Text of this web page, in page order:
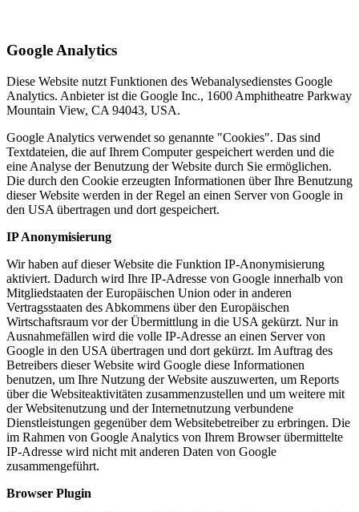
Google Analytics
Diese Website nutzt Funktionen des Webanalysedienstes Google
Analytics. Anbieter ist die Google Inc., 1600 Amphitheatre Parkway
Mountain View, CA 94043, USA.
Google Analytics verwendet so genannte "Cookies". Das sind
Textdateien, die auf Ihrem Computer gespeichert werden und die
eine Analyse der Benutzung der Website durch Sie ermöglichen.
Die durch den Cookie erzeugten Informationen über Ihre Benutzung
dieser Website werden in der Regel an einen Server von Google in
den USA übertragen und dort gespeichert.
IP Anonymisierung
Wir haben auf dieser Website die Funktion IP-Anonymisierung
aktiviert. Dadurch wird Ihre IP-Adresse von Google innerhalb von
Mitgliedstaaten der Europäischen Union oder in anderen
Vertragsstaaten des Abkommens über den Europäischen
Wirtschaftsraum vor der Übermittlung in die USA gekürzt. Nur in
Ausnahmefällen wird die volle IP-Adresse an einen Server von
Google in den USA übertragen und dort gekürzt. Im Auftrag des
Betreibers dieser Website wird Google diese Informationen
benutzen, um Ihre Nutzung der Website auszuwerten, um Reports
über die Websiteaktivitäten zusammenzustellen und um weitere mit
der Websitenutzung und der Internetnutzung verbundene
Dienstleistungen gegenüber dem Websitebetreiber zu erbringen. Die
im Rahmen von Google Analytics von Ihrem Browser übermittelte
IP-Adresse wird nicht mit anderen Daten von Google
zusammengeführt.
Browser Plugin